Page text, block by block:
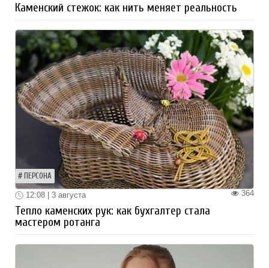
Каменский стежок: как нить меняет реальность
ПЕРСОНА
364
12:08 | 3 августа
Тепло каменских рук: как бухгалтер стала
мастером ротанга